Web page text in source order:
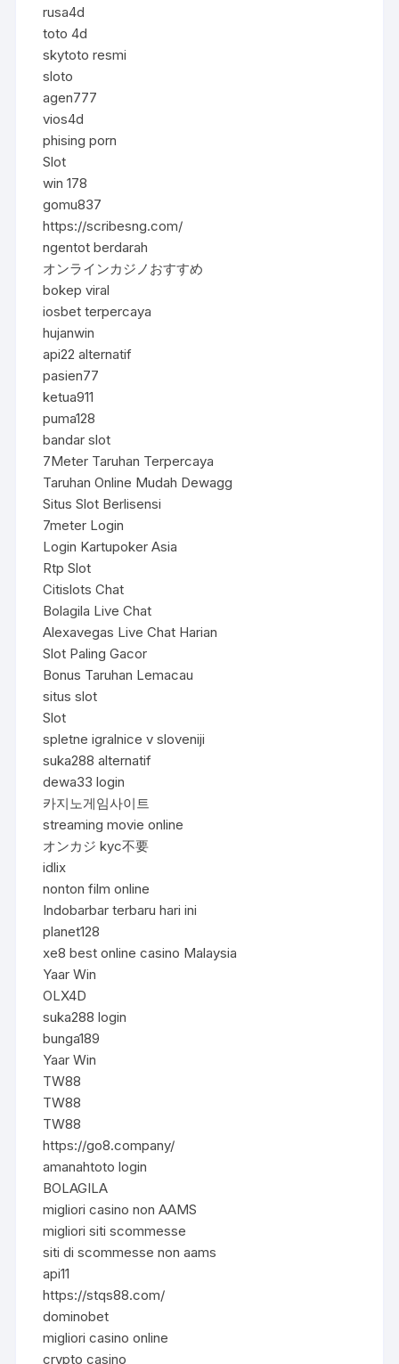
rusa4d
toto 4d
skytoto resmi
sloto
agen777
vios4d
phising porn
Slot
win 178
gomu837
https://scribesng.com/
ngentot berdarah
オンラインカジノおすすめ
bokep viral
iosbet terpercaya
hujanwin
api22 alternatif
pasien77
ketua911
puma128
bandar slot
7Meter Taruhan Terpercaya
Taruhan Online Mudah Dewagg
Situs Slot Berlisensi
7meter Login
Login Kartupoker Asia
Rtp Slot
Citislots Chat
Bolagila Live Chat
Alexavegas Live Chat Harian
Slot Paling Gacor
Bonus Taruhan Lemacau
situs slot
Slot
spletne igralnice v sloveniji
suka288 alternatif
dewa33 login
카지노게임사이트
streaming movie online
オンカジ kyc不要
idlix
nonton film online
Indobarbar terbaru hari ini
planet128
xe8 best online casino Malaysia
Yaar Win
OLX4D
suka288 login
bunga189
Yaar Win
TW88
TW88
TW88
https://go8.company/
amanahtoto login
BOLAGILA
migliori casino non AAMS
migliori siti scommesse
siti di scommesse non aams
api11
https://stqs88.com/
dominobet
migliori casino online
crypto casino